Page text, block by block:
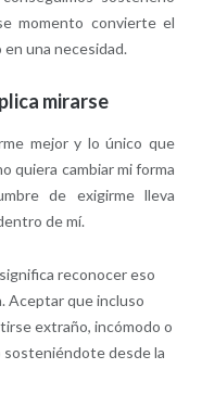
momento convierte el
una necesidad.
mirarse
mejor y lo único que
quiera cambiar mi forma
de exigirme lleva
de mí.
reconocer eso
Aceptar que incluso
extraño, incómodo o
sosteniéndote desde la